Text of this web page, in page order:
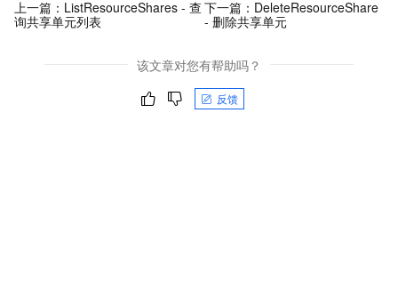
上一篇： ListResourceShares - 查
询共享单元列表
下一篇： DeleteResourceShare
- 删除共享单元
该文章对您有帮助吗？
反馈